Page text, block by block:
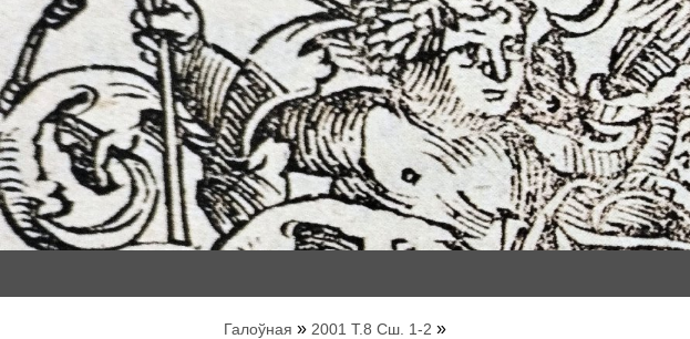
Галоўная » 2001 Т.8 Сш. 1-2 »